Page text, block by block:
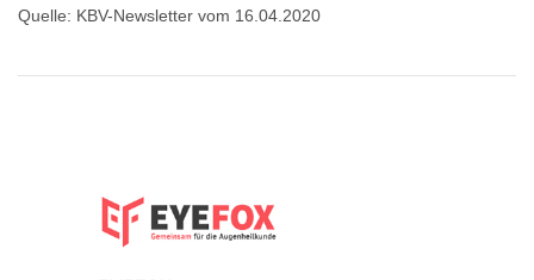
Quelle: KBV-Newsletter vom 16.04.2020